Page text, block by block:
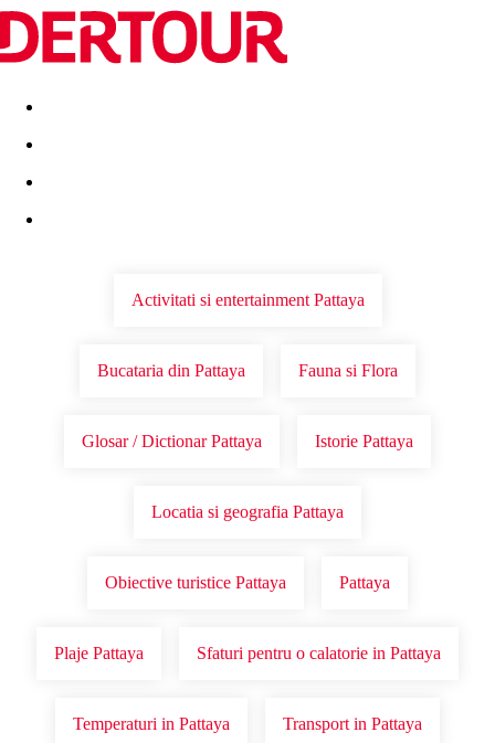
Destinatii Vacanta perfecta OFERTE DE NERATAT
Activitati si entertainment Pattaya
Bucataria din Pattaya Fauna si Flora
Glosar / Dictionar Pattaya Istorie Pattaya
Locatia si geografia Pattaya
Obiective turistice Pattaya Pattaya
Plaje Pattaya Sfaturi pentru o calatorie in Pattaya
Temperaturi in Pattaya Transport in Pattaya